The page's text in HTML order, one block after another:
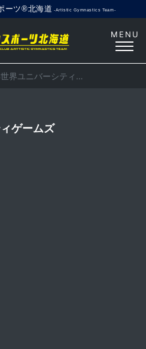
ーツ®北海道 -Artistic Gymnastics Team-
MENU
ユニバーシティゲームズ
ゲームズ